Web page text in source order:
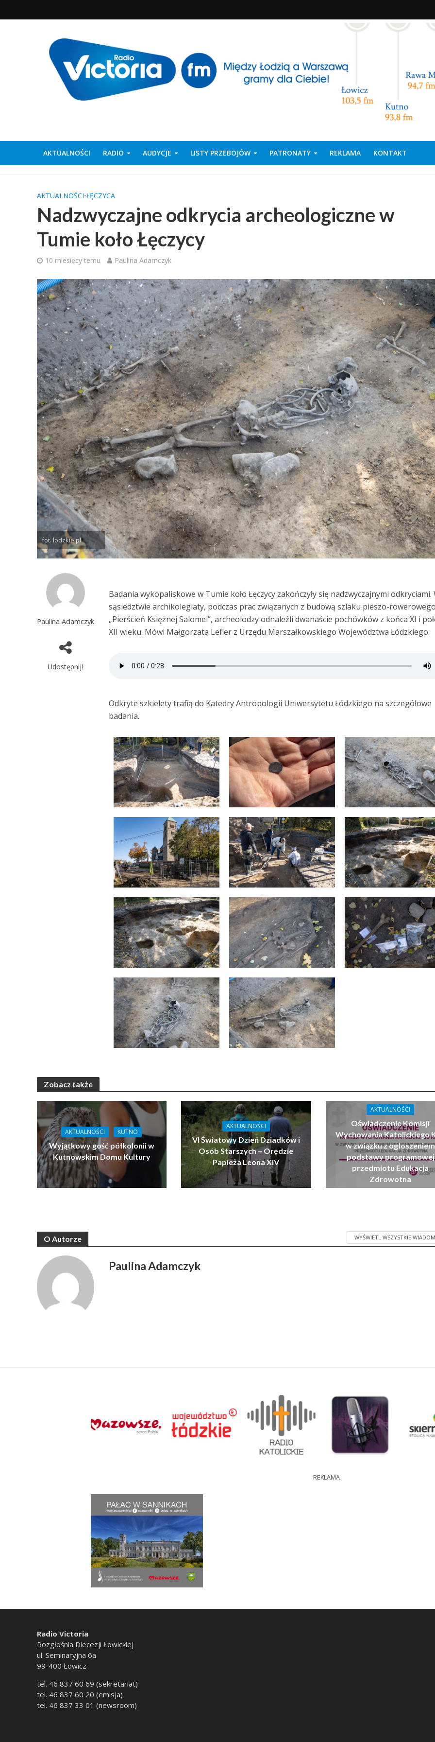
AKTUALNOŚCI RADIO AUDYCJE LISTY PRZEBOJÓW PATRONATY REKLAMA KONTAKT
AKTUALNOŚCI•ŁĘCZYCA
Nadzwyczajne odkrycia archeologiczne w
Tumie koło Łęczycy
10 miesięcy temu Paulina Adamczyk
fot. lodzkie.pl
Paulina Adamczyk
Udostępnij!
Badania wykopaliskowe w Tumie koło Łęczycy zakończyły się nadzwyczajnymi odkryciami.
sąsiedztwie archikolegiaty, podczas prac związanych z budową szlaku pieszo-
„Pierścień Księżnej Salomei”, archeolodzy odnaleźli dwanaście pochówków z końca XI i
XII wieku. Mówi Małgorzata Lefler z Urzędu Marszałkowskiego Województwa Łódzkiego.
Odkryte szkielety trafią do Katedry Antropologii Uniwersytetu Łódzkiego na szczegółowe
badania.
Zobacz także
AKTUALNOŚCI KUTNO
Wyjątkowy gość półkolonii w
Kutnowskim Domu Kultury
AKTUALNOŚCI
VI Światowy Dzień Dziadków i
Osób Starszych – Orędzie
Papieża Leona XIV
AKTUALNOŚCI
Oświadczenie Komisji
Wychowania Katolickiego
w związku z ogłoszeniem
podstawy programowej
przedmiotu Edukacja
Zdrowotna
O Autorze WYŚWIETL WSZYSTKIE
Paulina Adamczyk
REKLAMA
Radio Victoria
Rozgłośnia Diecezji Łowickiej
ul. Seminaryjna 6a
99-400 Łowicz
tel. 46 837 60 69 (sekretariat)
tel. 46 837 60 20 (emisja)
tel. 46 837 33 01 (newsroom)